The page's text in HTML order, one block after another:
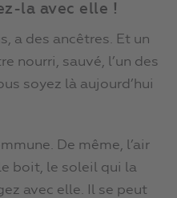
la avec elle !
a des ancêtres. Et un
nourri, sauvé, l’un des
soyez là aujourd’hui
De même, l’air
boit, le soleil qui la
avec elle. Il se peut